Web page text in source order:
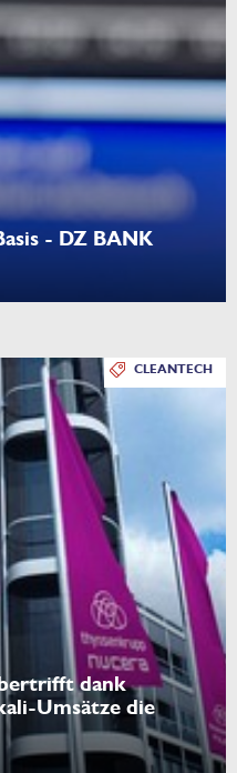
- DZ BANK
CLEANTECH
dank
Umsätze die